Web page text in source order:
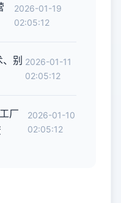
2026-01-19
02:05:12
别 2026-01-11
02:05:12
厂
2026-01-10
02:05:12